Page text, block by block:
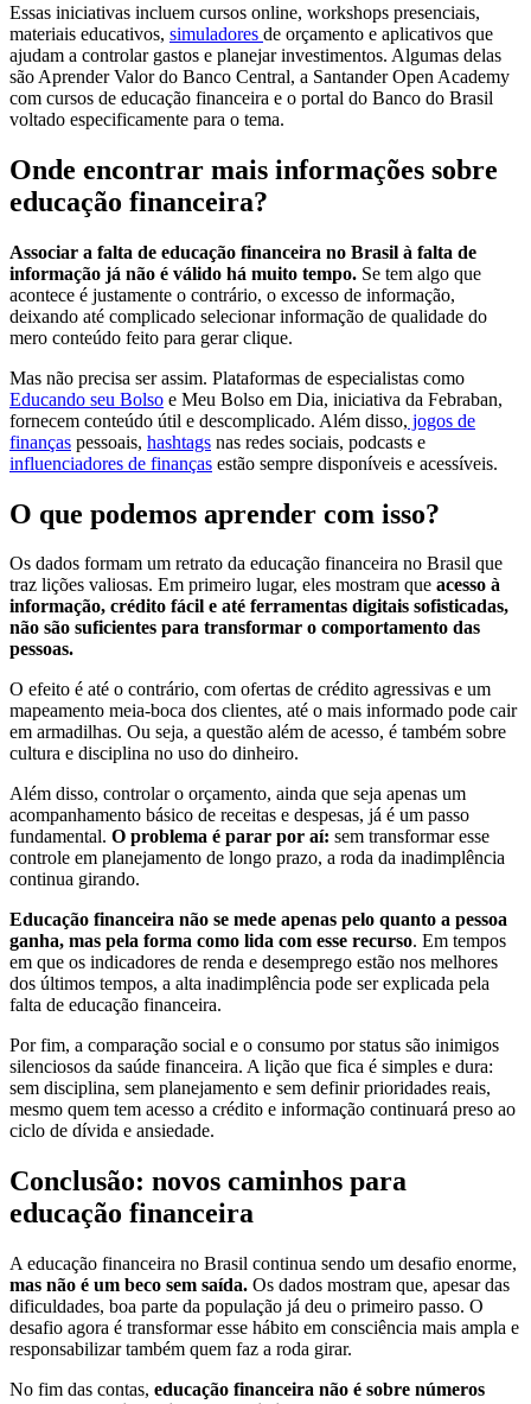
Essas iniciativas incluem cursos online, workshops presenciais,
materiais educativos, simuladores de orçamento e aplicativos que
ajudam a controlar gastos e planejar investimentos. Algumas delas
são Aprender Valor do Banco Central, a Santander Open Academy
com cursos de educação financeira e o portal do Banco do Brasil
voltado especificamente para o tema.
Onde encontrar mais informações sobre
educação financeira?
Associar a falta de educação financeira no Brasil à falta de
informação já não é válido há muito tempo. Se tem algo que
acontece é justamente o contrário, o excesso de informação,
deixando até complicado selecionar informação de qualidade do
mero conteúdo feito para gerar clique.
Mas não precisa ser assim. Plataformas de especialistas como
Educando seu Bolso e Meu Bolso em Dia, iniciativa da Febraban,
fornecem conteúdo útil e descomplicado. Além disso, jogos de
finanças pessoais, hashtags nas redes sociais, podcasts e
influenciadores de finanças estão sempre disponíveis e acessíveis.
O que podemos aprender com isso?
Os dados formam um retrato da educação financeira no Brasil que
traz lições valiosas. Em primeiro lugar, eles mostram que acesso à
informação, crédito fácil e até ferramentas digitais sofisticadas,
não são suficientes para transformar o comportamento das
pessoas.
O efeito é até o contrário, com ofertas de crédito agressivas e um
mapeamento meia-boca dos clientes, até o mais informado pode cair
em armadilhas. Ou seja, a questão além de acesso, é também sobre
cultura e disciplina no uso do dinheiro.
Além disso, controlar o orçamento, ainda que seja apenas um
acompanhamento básico de receitas e despesas, já é um passo
fundamental. O problema é parar por aí: sem transformar esse
controle em planejamento de longo prazo, a roda da inadimplência
continua girando.
Educação financeira não se mede apenas pelo quanto a pessoa
ganha, mas pela forma como lida com esse recurso. Em tempos
em que os indicadores de renda e desemprego estão nos melhores
dos últimos tempos, a alta inadimplência pode ser explicada pela
falta de educação financeira.
Por fim, a comparação social e o consumo por status são inimigos
silenciosos da saúde financeira. A lição que fica é simples e dura:
sem disciplina, sem planejamento e sem definir prioridades reais,
mesmo quem tem acesso a crédito e informação continuará preso ao
ciclo de dívida e ansiedade.
Conclusão: novos caminhos para
educação financeira
A educação financeira no Brasil continua sendo um desafio enorme,
mas não é um beco sem saída. Os dados mostram que, apesar das
dificuldades, boa parte da população já deu o primeiro passo. O
desafio agora é transformar esse hábito em consciência mais ampla e
responsabilizar também quem faz a roda girar.
No fim das contas, educação financeira não é sobre números